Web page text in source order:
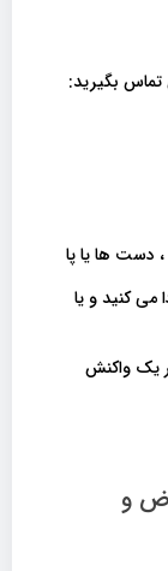
تماس بگیرید:
دست ها یا پا
کنید و یا
یک واکنش
و